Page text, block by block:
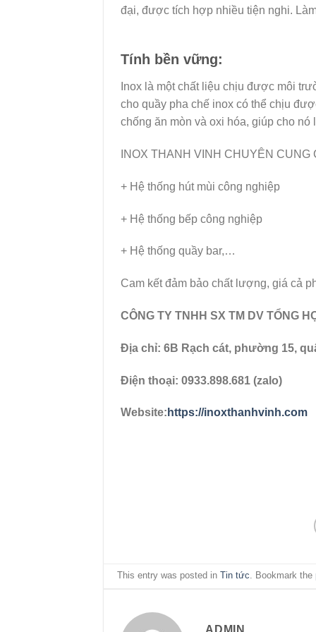
đại, được tích hợp nhiều tiện nghi.
Tính bền vững:
Inox là một chất liệu chịu được môi
cho quầy pha chế inox có thể chịu
chống ăn mòn và oxi hóa, giúp cho
INOX THANH VINH CHUYÊN CUNG
+ Hệ thống hút mùi công nghiệp
+ Hệ thống bếp công nghiệp
+ Hệ thống quầy bar,…
Cam kết đảm bảo chất lượng, giá cả
CÔNG TY TNHH SX TM DV TỔNG
Địa chỉ: 6B Rạch cát, phường 15,
Điện thoại: 0933.898.681 (zalo)
Website: https://inoxthanhvinh.com
This entry was posted inTin tức. Bookmark the
ADMIN